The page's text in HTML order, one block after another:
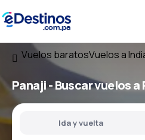
Vuelos baratosVuelos a
Panaji - Buscar vuelos a
Ida y vuelta